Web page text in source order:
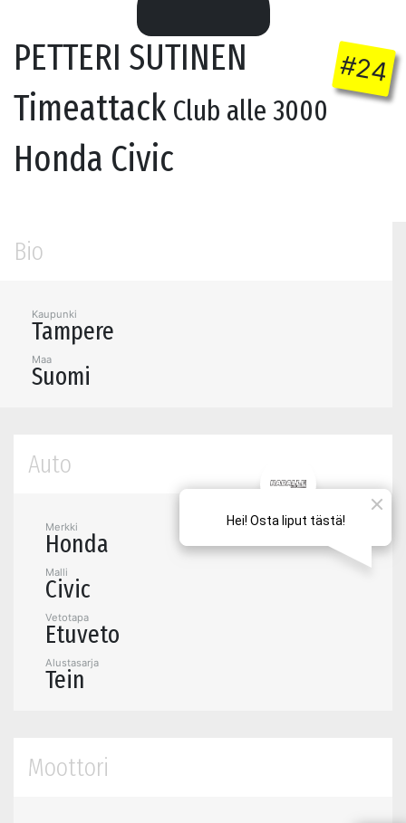
#24
PETTERI SUTINEN
Timeattack Club alle 3000
Honda Civic
Bio
Kaupunki
Tampere
Maa
Suomi
Auto
Merkki
Honda
Malli
Civic
Vetotapa
Etuveto
Alustasarja
Tein
Moottori